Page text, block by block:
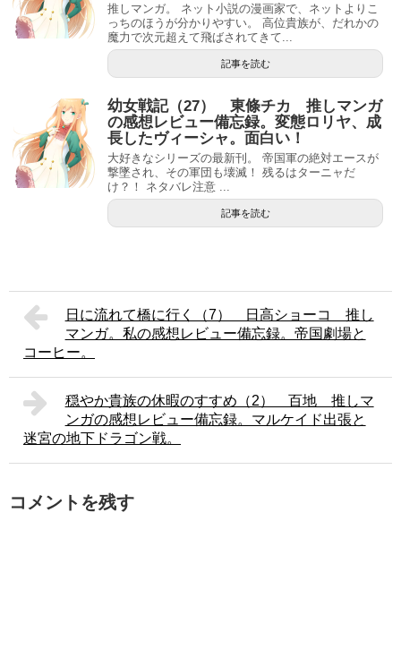
推しマンガ。 ネット小説の漫画家で、ネットよりこ
っちのほうが分かりやすい。 高位貴族が、だれかの
魔力で次元超えて飛ばされてきて...
記事を読む
幼女戦記（27） 東條チカ 推しマンガ
の感想レビュー備忘録。変態ロリヤ、成
長したヴィーシャ。面白い！
大好きなシリーズの最新刊。 帝国軍の絶対エースが
撃墜され、その軍団も壊滅！ 残るはターニャだ
け？！ ネタバレ注意 ...
記事を読む
日に流れて橋に行く（7） 日高ショーコ 推し
マンガ。私の感想レビュー備忘録。帝国劇場と
コーヒー。
穏やか貴族の休暇のすすめ（2） 百地 推しマ
ンガの感想レビュー備忘録。マルケイド出張と
迷宮の地下ドラゴン戦。
コメントを残す